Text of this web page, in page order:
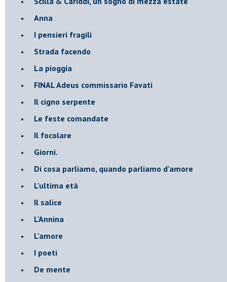
Anna
I pensieri fragili
Strada facendo
La pioggia
FINAL Adeus commissario Favati
Il cigno serpente
Le feste comandate
Il focolare
Giorni.
Di cosa parliamo, quando parliamo d'amore
L'ultima età
Il salice
L'Annina
L'amore
I poeti
De mente